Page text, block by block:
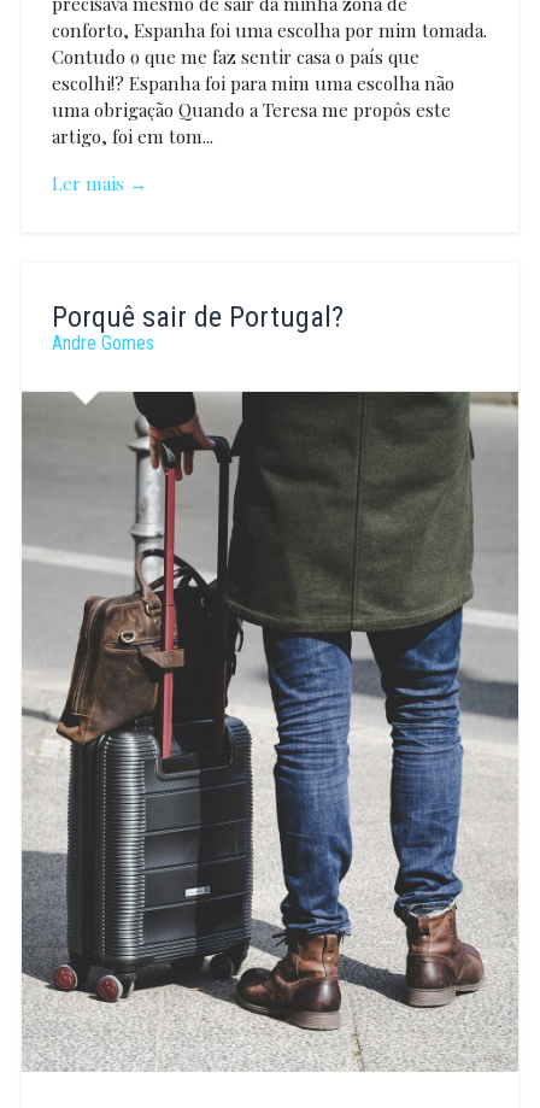
conforto, Espanha foi uma escolha por mim tomada.
Contudo o que me faz sentir casa o país que
escolhi!? Espanha foi para mim uma escolha não
uma obrigação Quando a Teresa me propôs este
artigo, foi em tom...
Ler mais →
Carreira
Porquê sair de Portugal?
Andre Gomes